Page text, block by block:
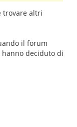
trovare altri
il forum
deciduto di